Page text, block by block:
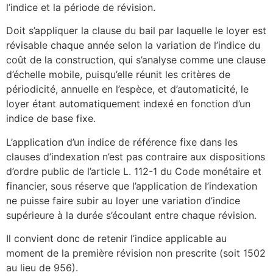
l’indice et la période de révision.
Doit s’appliquer la clause du bail par laquelle le loyer est
révisable chaque année selon la variation de l’indice du
coût de la construction, qui s’analyse comme une clause
d’échelle mobile, puisqu’elle réunit les critères de
périodicité, annuelle en l’espèce, et d’automaticité, le
loyer étant automatiquement indexé en fonction d’un
indice de base fixe.
L’application d’un indice de référence fixe dans les
clauses d’indexation n’est pas contraire aux dispositions
d’ordre public de l’article L. 112-1 du Code monétaire et
financier, sous réserve que l’application de l’indexation
ne puisse faire subir au loyer une variation d’indice
supérieure à la durée s’écoulant entre chaque révision.
Il convient donc de retenir l’indice applicable au
moment de la première révision non prescrite (soit 1502
au lieu de 956).